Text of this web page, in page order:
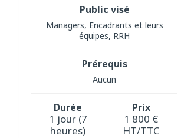
Public visé
Managers, Encadrants et leurs
équipes, RRH
Prérequis
Aucun
Durée
1 jour (7
heures)
Prix
1 800 €
HT/TTC